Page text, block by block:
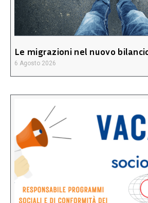
Le migrazioni nel nuovo
6 Agosto 2026